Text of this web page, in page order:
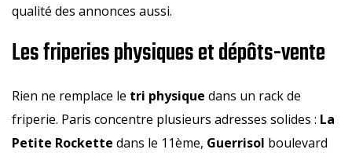
qualité des annonces aussi.
Les friperies physiques et dépôts-vente
Rien ne remplace le tri physique dans un rack de
friperie. Paris concentre plusieurs adresses solides : La
Petite Rockette dans le 11ème, Guerrisol boulevard